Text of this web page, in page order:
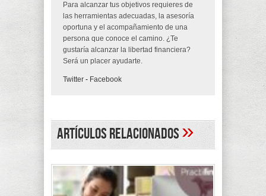
Para alcanzar tus objetivos requieres de
las herramientas adecuadas, la asesoría
oportuna y el acompañamiento de una
persona que conoce el camino. ¿Te
gustaría alcanzar la libertad financiera?
Será un placer ayudarte.
Twitter - Facebook
Artículos Relacionados»